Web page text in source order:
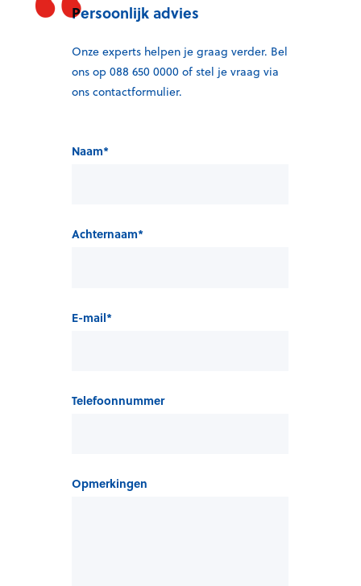
Persoonlijk advies
Onze experts helpen je graag verder. Bel
ons op 088 650 0000 of stel je vraag via
ons contactformulier.
Naam*
Achternaam*
E-mail*
Telefoonnummer
Opmerkingen